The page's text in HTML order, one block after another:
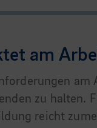
am
zu halten.
reicht